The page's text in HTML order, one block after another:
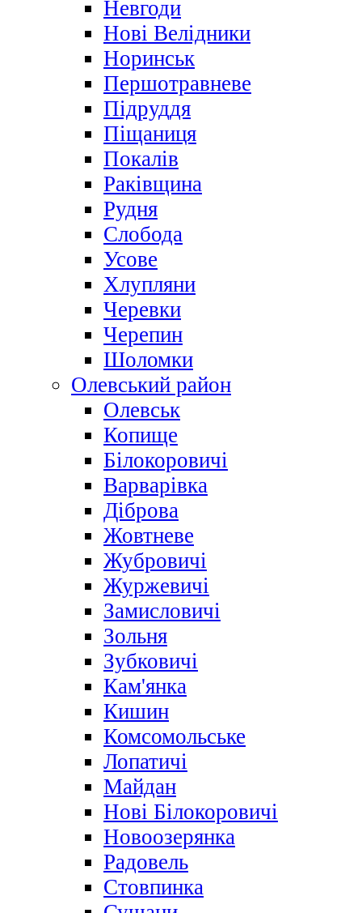
Невгоди
Нові Велідники
Норинськ
Першотравневе
Підруддя
Піщаниця
Покалів
Раківщина
Рудня
Слобода
Усове
Хлупляни
Черевки
Черепин
Шоломки
Олевський район
Олевськ
Копище
Білокоровичі
Варварівка
Діброва
Жовтневе
Жубровичі
Журжевичі
Замисловичі
Зольня
Зубковичі
Кам'янка
Кишин
Комсомольське
Лопатичі
Майдан
Нові Білокоровичі
Новоозерянка
Радовель
Стовпинка